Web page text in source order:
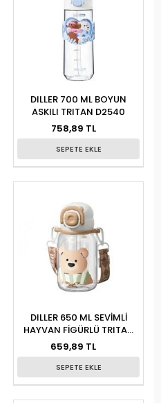
DILLER 700 ML BOYUN
ASKILI TRITAN D2540
758,89 TL
SEPETE EKLE
DILLER 650 ML SEVİMLİ
HAYVAN FİGÜRLÜ TRITAN
D2582
659,89 TL
SEPETE EKLE